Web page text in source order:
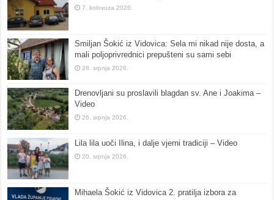
7. kolovoza 2026.
Smiljan Šokić iz Vidovica: Sela mi nikad nije dosta, a
mali poljoprivrednici prepušteni su sami sebi
28. srpnja 2026.
Drenovljani su proslavili blagdan sv. Ane i Joakima –
Video
26. srpnja 2026.
Lila lila uoči Ilina, i dalje vjerni tradiciji – Video
20. srpnja 2026.
Mihaela Šokić iz Vidovica 2. pratilja izbora za